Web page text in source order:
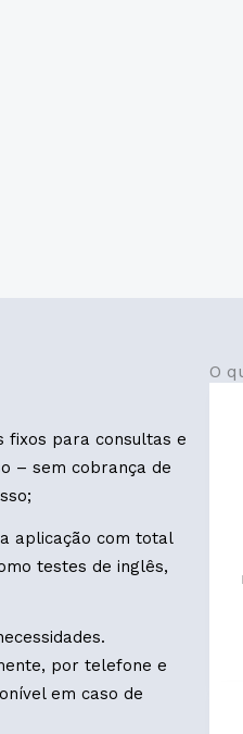
fixos para consultas e
– sem cobrança de
aplicação com total
testes de inglês,
por telefone e
em caso de
O